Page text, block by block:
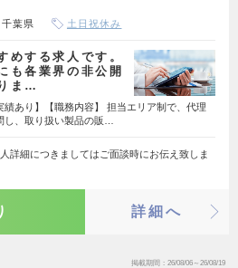
千葉県 土日祝休み
めする求人です。
も各業界の非公開
ま…
績あり】【職務内容】 担当エリア制で、代理
し、取り扱い製品の販…
詳細につきましてはご面談時にお伝え致しま
詳細へ
掲載期間 26/08/06～26/08/19